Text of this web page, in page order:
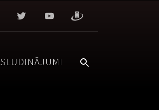
SLUDINĀJUMI